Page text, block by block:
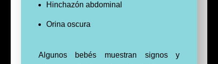
Hinchazón abdominal
Orina oscura
Algunos bebés muestran signos y